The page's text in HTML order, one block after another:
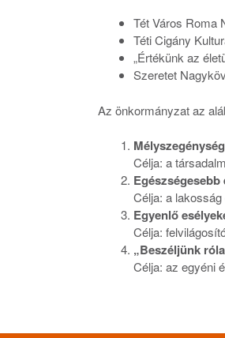
Tét Város Roma
Téti Cigány
„Értékünk az
Szeretet
Az önkormányzat az
Célja: a
Célja: a
Egyenlő
Célja:
„Beszéljünk
Célja: az egyéni